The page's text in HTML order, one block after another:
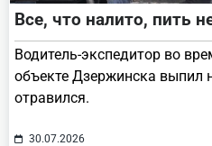
Все, что налито, пить
Водитель-экспедитор во
объекте Дзержинска выпил
отравился.
30.07.2026